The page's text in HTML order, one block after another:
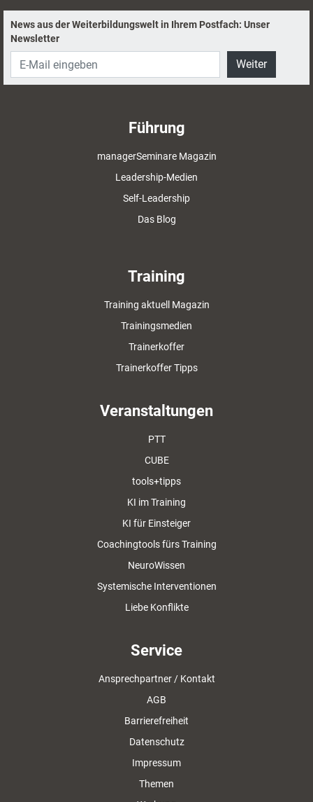
News aus der Weiterbildungswelt in Ihrem Postfach: Unser
Newsletter
Weiter
Führung
managerSeminare Magazin
Leadership-Medien
Self-Leadership
Das Blog
Training
Training aktuell Magazin
Trainingsmedien
Trainerkoffer
Trainerkoffer Tipps
Veranstaltungen
PTT
CUBE
tools+tipps
KI im Training
KI für Einsteiger
Coachingtools fürs Training
NeuroWissen
Systemische Interventionen
Liebe Konflikte
Service
Ansprechpartner / Kontakt
AGB
Barrierefreiheit
Datenschutz
Impressum
Themen